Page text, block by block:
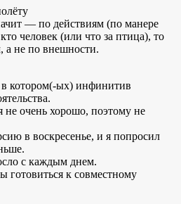
— по действиям (по манере
человек (или что за птица), то
а не по внешности.
котором(-ых) инфинитив
не очень хорошо, поэтому не
в воскресенье, и я попросил
с каждым днем.
к совместному